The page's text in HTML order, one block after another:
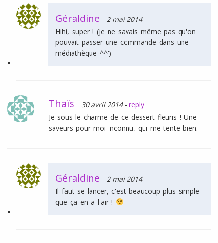
Géraldine
2 mai 2014
Hihi, super ! (je ne savais même pas qu'on
pouvait passer une commande dans une
médiathèque ^^')
Thaïs 30 avril 2014 - reply
Je sous le charme de ce dessert fleuris ! Une
saveurs pour moi inconnu, qui me tente bien.
Géraldine
2 mai 2014
Il faut se lancer, c'est beaucoup plus simple
que ça en a l'air !